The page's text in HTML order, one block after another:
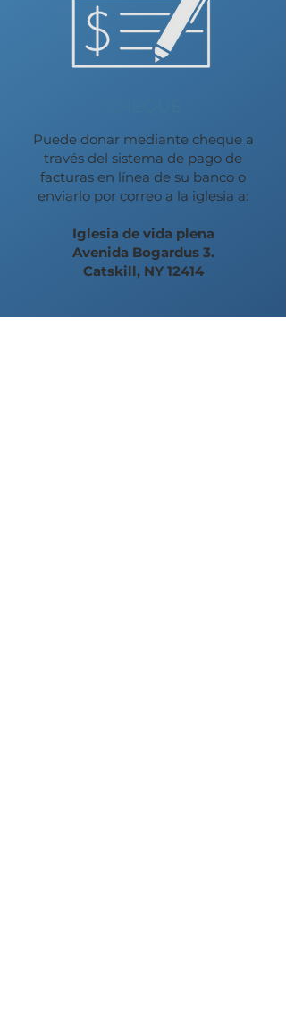
Puede donar mediante cheque a
través del sistema de pago de
facturas en línea de su banco o
enviarlo por correo a la iglesia a:
Iglesia de vida plena
Avenida Bogardus 3.
Catskill, NY 12414